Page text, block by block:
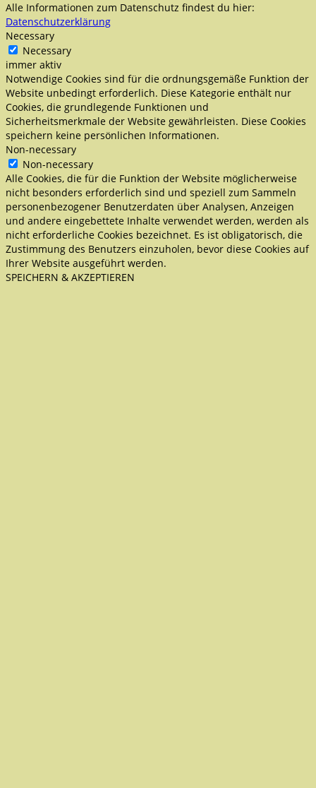
Alle Informationen zum Datenschutz findest du hier:
Datenschutzerklärung
Necessary
Necessary
immer aktiv
Notwendige Cookies sind für die ordnungsgemäße Funktion der
Website unbedingt erforderlich. Diese Kategorie enthält nur
Cookies, die grundlegende Funktionen und
Sicherheitsmerkmale der Website gewährleisten. Diese Cookies
speichern keine persönlichen Informationen.
Non-necessary
Non-necessary
Alle Cookies, die für die Funktion der Website möglicherweise
nicht besonders erforderlich sind und speziell zum Sammeln
personenbezogener Benutzerdaten über Analysen, Anzeigen
und andere eingebettete Inhalte verwendet werden, werden als
nicht erforderliche Cookies bezeichnet. Es ist obligatorisch, die
Zustimmung des Benutzers einzuholen, bevor diese Cookies auf
Ihrer Website ausgeführt werden.
SPEICHERN & AKZEPTIEREN